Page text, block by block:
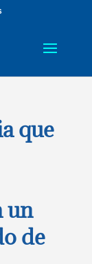
que
un
de